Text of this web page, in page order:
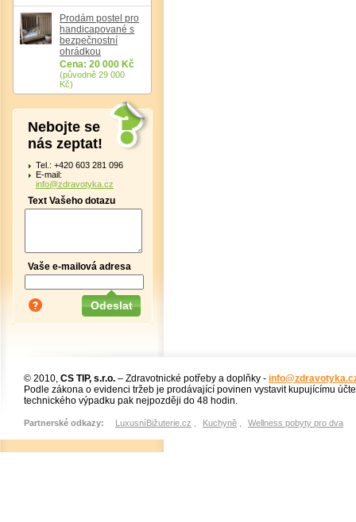
Prodám postel pro
handicapované s
bezpečnostní
ohrádkou
Cena: 20 000 Kč
(původně 29 000
Kč)
Nebojte se
nás zeptat!
Tel.: +420 603 281 096
E-mail:
info@zdravotyka.cz
Text Vašeho dotazu
Vaše e-mailová adresa
© 2010, CS TIP, s.r.o. – Zdravotnické potřeby a doplňky -
Podle zákona o evidenci tržeb je prodávající povinen vystavit kupujícímu
technického výpadku pak nejpozději do 48 hodin.
Partnerské odkazy: LuxusníBižuterie.cz Kuchyně Wellness pobyty pro dva